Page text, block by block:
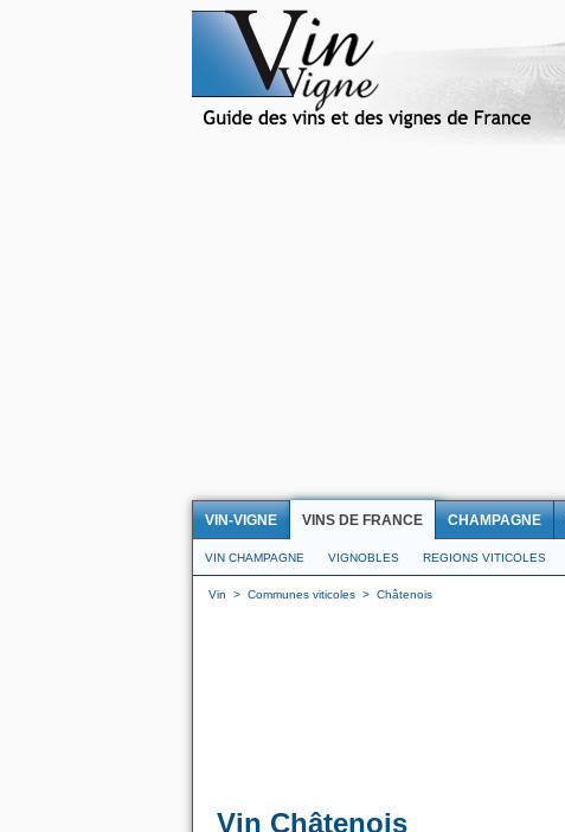
VIN-VIGNE VINS DE FRANCE CHAMPAGNE
VIN CHAMPAGNE VIGNOBLES REGIONS VITICOLES
Vin > Communes viticoles > Châtenois
Vin Châtenois